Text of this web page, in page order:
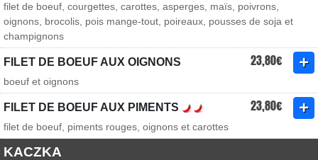
filet de boeuf, courgettes, carottes, asperges, maïs, poivrons,
oignons, brocolis, pois mange-tout, poireaux, pousses de soja et
champignons
FILET DE BOEUF AUX OIGNONS 23,80€
boeuf et oignons
FILET DE BOEUF AUX PIMENTS 23,80€
filet de boeuf, piments rouges, oignons et carottes
KACZKA